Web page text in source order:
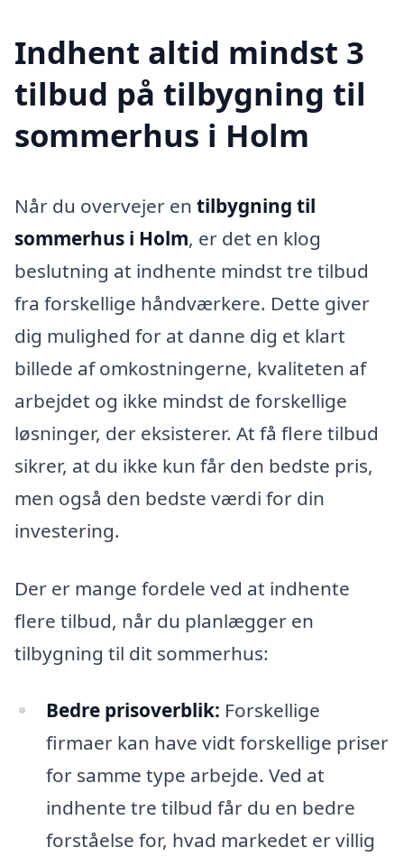
Indhent altid mindst 3
tilbud på tilbygning til
sommerhus i Holm
Når du overvejer en tilbygning til
sommerhus i Holm, er det en klog
beslutning at indhente mindst tre tilbud
fra forskellige håndværkere. Dette giver
dig mulighed for at danne dig et klart
billede af omkostningerne, kvaliteten af
arbejdet og ikke mindst de forskellige
løsninger, der eksisterer. At få flere tilbud
sikrer, at du ikke kun får den bedste pris,
men også den bedste værdi for din
investering.
Der er mange fordele ved at indhente
flere tilbud, når du planlægger en
tilbygning til dit sommerhus:
Bedre prisoverblik: Forskellige
firmaer kan have vidt forskellige priser
for samme type arbejde. Ved at
indhente tre tilbud får du en bedre
forståelse for, hvad markedet er villig